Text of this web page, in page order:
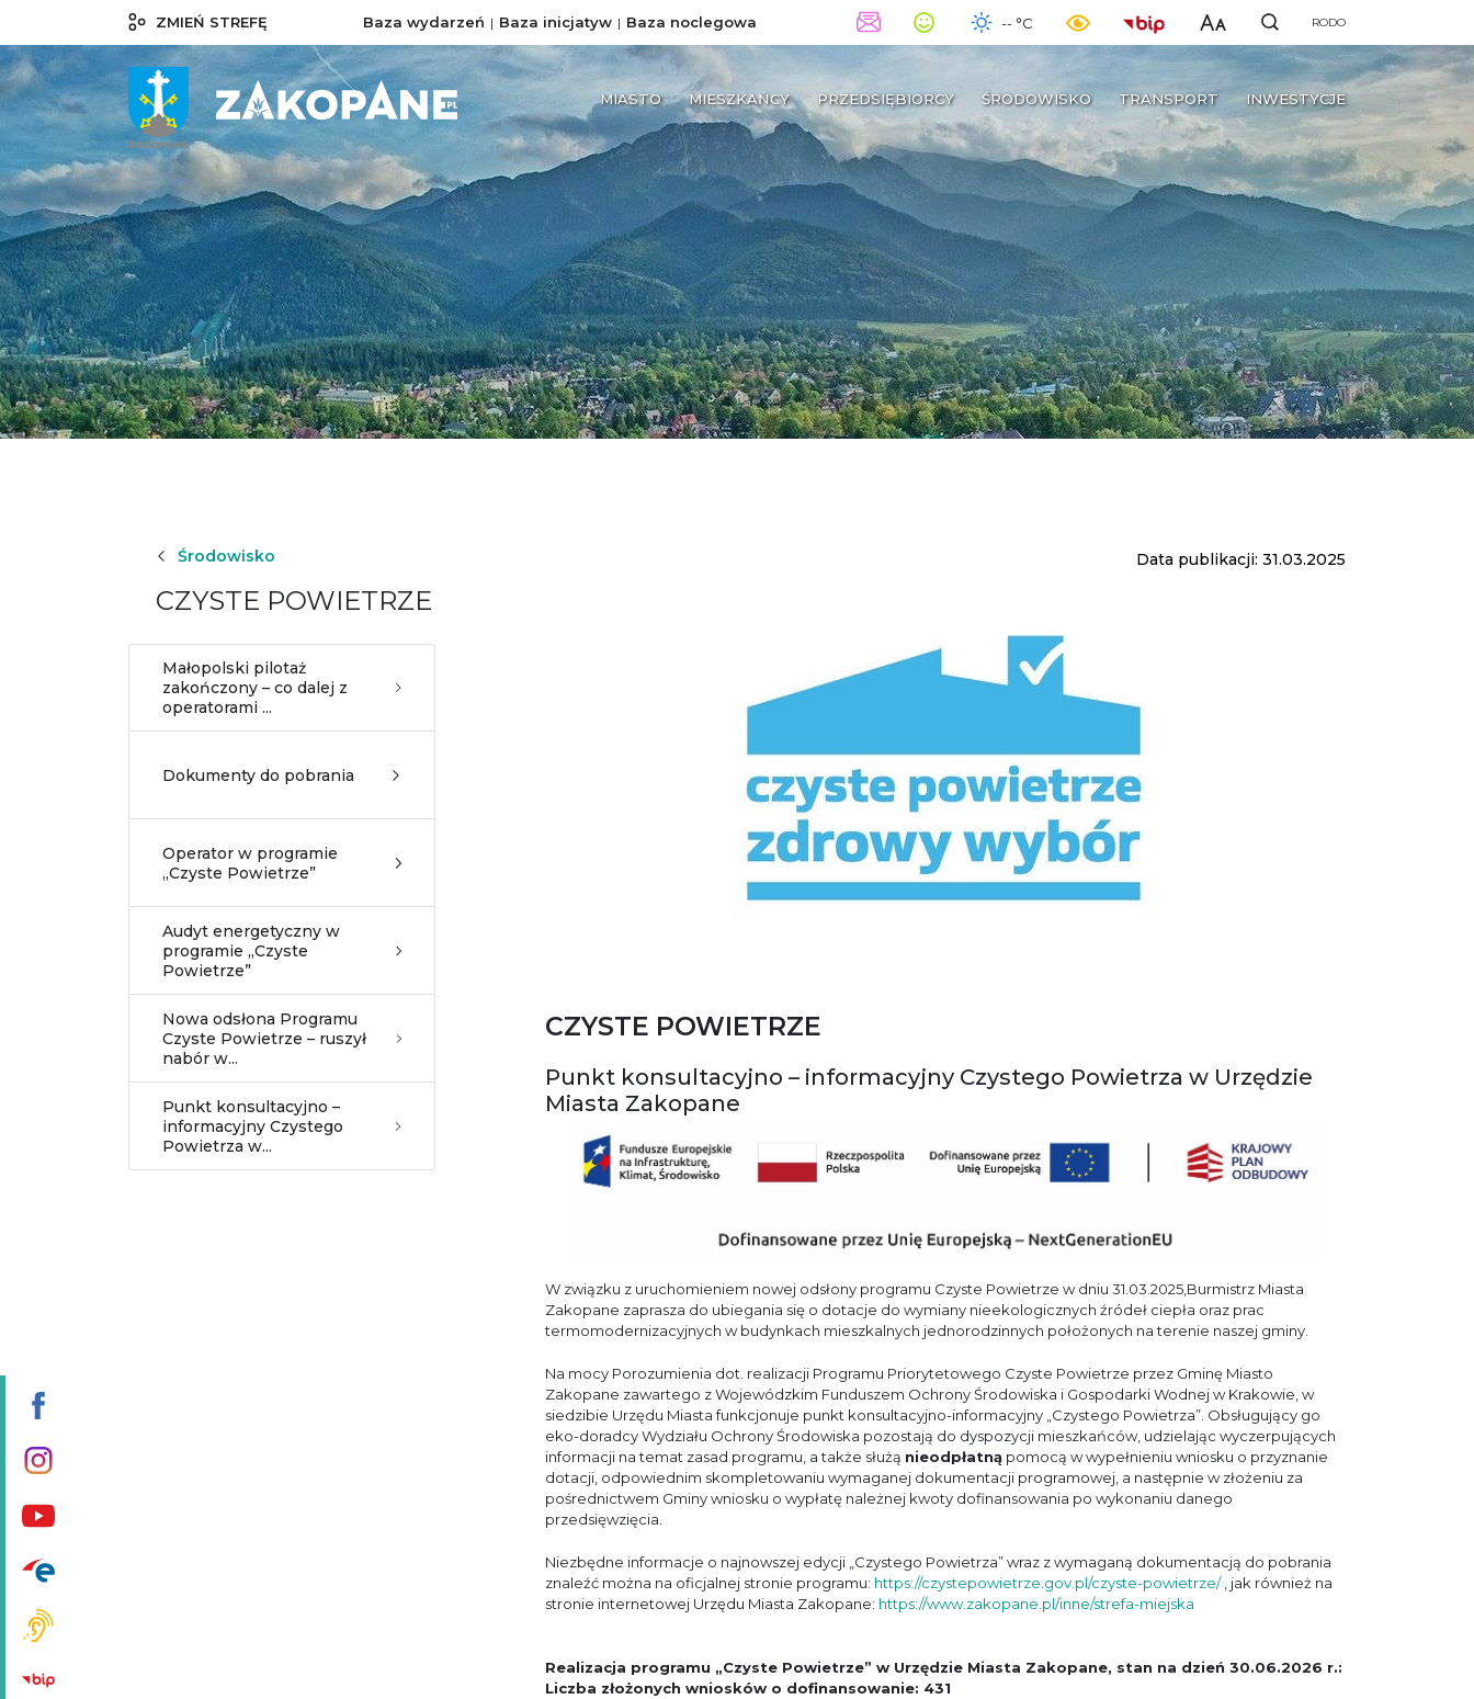
ZMIEŃ STREFĘ Baza wydarzeń Baza inicjatyw Baza noclegowa -- °C RODO
MIASTO MIESZKAŃCY PRZEDSIĘBIORCY ŚRODOWISKO TRANSPORT INWESTYCJE
Środowisko
CZYSTE POWIETRZE
Małopolski pilotaż
zakończony – co dalej z
operatorami ...
Dokumenty do pobrania
Operator w programie
„Czyste Powietrze”
Audyt energetyczny w
programie „Czyste
Powietrze”
Nowa odsłona Programu
Czyste Powietrze – ruszył
nabór w...
Punkt konsultacyjno –
informacyjny Czystego
Powietrza w...
Data publikacji: 31.03.2025
CZYSTE POWIETRZE
Punkt konsultacyjno – informacyjny Czystego Powietrza w Urzędzie
Miasta Zakopane
W związku z uruchomieniem nowej odsłony programu Czyste Powietrze w dniu 31.03.2025,Burmistrz Miasta
Zakopane zaprasza do ubiegania się o dotacje do wymiany nieekologicznych źródeł ciepła oraz prac
termomodernizacyjnych w budynkach mieszkalnych jednorodzinnych położonych na terenie naszej gminy.
Na mocy Porozumienia dot. realizacji Programu Priorytetowego Czyste Powietrze przez Gminę Miasto
Zakopane zawartego z Wojewódzkim Funduszem Ochrony Środowiska i Gospodarki Wodnej w Krakowie, w
siedzibie Urzędu Miasta funkcjonuje punkt konsultacyjno-informacyjny „Czystego Powietrza”. Obsługujący go
eko-doradcy Wydziału Ochrony Środowiska pozostają do dyspozycji mieszkańców, udzielając wyczerpujących
informacji na temat zasad programu, a także służą nieodpłatną pomocą w wypełnieniu wniosku o przyznanie
dotacji, odpowiednim skompletowaniu wymaganej dokumentacji programowej, a następnie w złożeniu za
pośrednictwem Gminy wniosku o wypłatę należnej kwoty dofinansowania po wykonaniu danego
przedsięwzięcia.
Niezbędne informacje o najnowszej edycji „Czystego Powietrza” wraz z wymaganą dokumentacją do pobrania
znaleźć można na oficjalnej stronie programu: https://czystepowietrze.gov.pl/czyste-powietrze/, jak również na
stronie internetowej Urzędu Miasta Zakopane: https://www.zakopane.pl/inne/strefa-miejska
Realizacja programu „Czyste Powietrze” w Urzędzie Miasta Zakopane, stan na dzień 30.06.2026 r.:
Liczba złożonych wniosków o dofinansowanie: 431